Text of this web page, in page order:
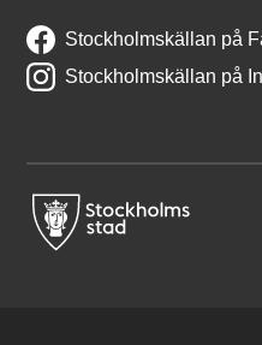
Stockholmskällan på
Stockholmskällan på